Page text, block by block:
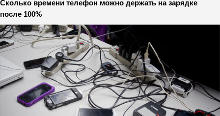
Сколько времени телефон можно держать на зарядке
после 100%